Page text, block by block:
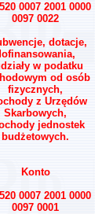
0007 2001 0000
0097 0022
dotacje,
w podatku
od osób
fizycznych,
z Urzędów
Skarbowych,
jednostek
budżetowych.
Konto
0007 2001 0000
0097 0001